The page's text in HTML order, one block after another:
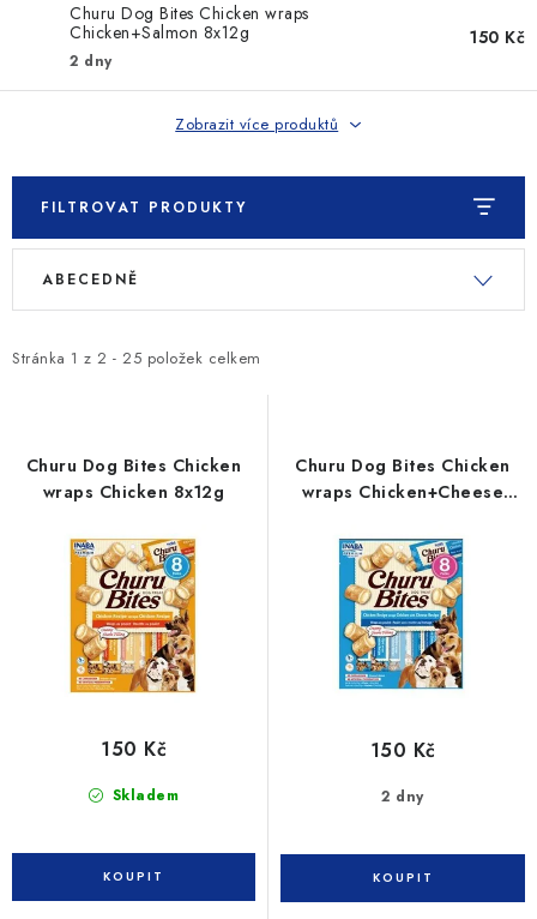
Churu Dog Bites Chicken wraps
Chicken+Salmon 8x12g
2 dny
150 Kč
Zobrazit více produktů
FILTROVAT PRODUKTY
V
i
Stránka 1 z 2 - 25 položek celkem
Ř
e
p
ABECEDNĚ
Churu Dog Bites Chicken
wraps Chicken 8x12g
Skladem
150 Kč
Churu Dog Bites Chicken
wraps Chicken+Cheese
2 dny
150 Kč